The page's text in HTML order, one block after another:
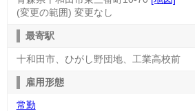
(変更の範囲) 変更なし
最寄駅
十和田市、ひがし野団地、工業高校前
雇用形態
常勤